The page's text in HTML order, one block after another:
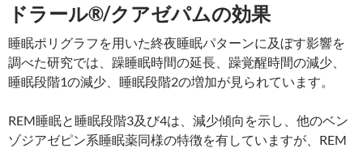
ドラール®/クアゼパムの効果
睡眠ポリグラフを用いた終夜睡眠パターンに及ぼす影響を
調べた研究では、躁睡眠時間の延長、躁覚醒時間の減少、
睡眠段階1の減少、睡眠段階2の増加が見られています。
REM睡眠と睡眠段階3及び4は、減少傾向を示し、他のベン
ゾジアゼピン系睡眠薬同様の特徴を有していますが、REM